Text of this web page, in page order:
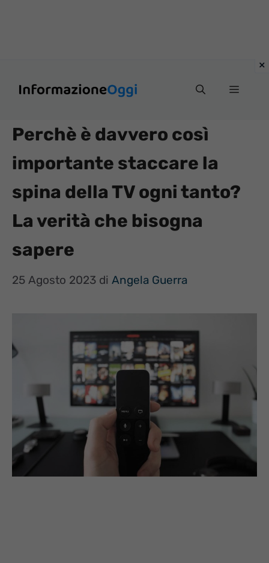
Menu
Perchè è davvero così
importante staccare la
spina della TV ogni tanto?
La verità che bisogna
sapere
25 Agosto 2023 di Angela Guerra